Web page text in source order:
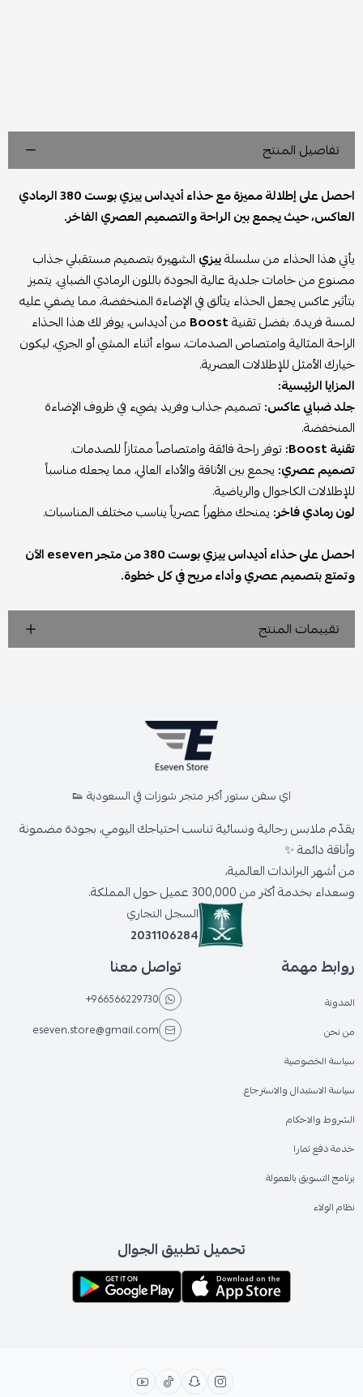
تفاصيل المنتج
احصل على إطلالة مميزة مع حذاء أديداس ييزي بوست 380 الرمادي
العاكس، حيث يجمع بين الراحة والتصميم العصري الفاخر.
يأتي هذا الحذاء من سلسلةييزي الشهيرة بتصميم مستقبلي جذاب
مصنوع من خامات جلدية عالية الجودة باللون الرمادي الضبابي. يتميز
بتأثير عاكس يجعل الحذاء يتألق في الإضاءة المنخفضة، مما يضفي عليه
لمسة فريدة. بفضل تقنيةBoost من أديداس، يوفر لك هذا الحذاء
الراحة المثالية وامتصاص الصدمات، سواء أثناء المشي أو الجري، ليكون
خيارك الأمثل للإطلالات العصرية.
المزايا الرئيسية:
جلد ضبابي عاكس:تصميم جذاب وفريد يضيء في ظروف الإضاءة
المنخفضة.
تقنية Boost:
توفر راحة فائقة وامتصاصاً ممتازاً للصدمات.
تصميم عصري: يجمع بين الأناقة والأداء العالي، مما يجعله مناسباً
للإطلالات الكاجوال والرياضية.
لون رمادي فاخر: يمنحك مظهراً عصرياً يناسب مختلف المناسبات.
احصل على حذاء أديداس ييزي بوست 380 من متجر eseven الآن
وتمتع بتصميم عصري وأداء مريح في كل خطوة.
تقييمات المنتج
اي سفن ستور أكبر متجر شوزات في السعودية 👟
يقدّم ملابس رجالية ونسائية تناسب احتياجك اليومي، بجودة مضمونة
وأناقة دائمة ✨
من أشهر البراندات العالمية،
وسعداء بخدمة أكثر من 300,000 عميل حول المملكة.
السجل التجاري
2031106284
روابط مهمة
المدونة
من نحن
سياسة الخصوصية
سياسة الاستبدال والاسترجاع
الشروط والاحكام
خدمة دفع تمارا
برنامج التسويق بالعمولة
نظام الولاء
تواصل معنا
+966566229730
eseven.store@gmail.com
تحميل تطبيق الجوال